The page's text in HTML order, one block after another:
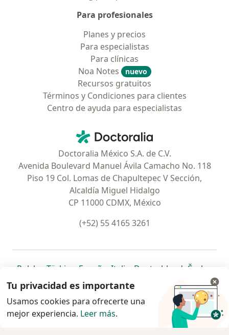
Para profesionales
Planes y precios
Para especialistas
Para clínicas
Noa Notes
nuevo
Recursos gratuitos
Términos y Condiciones para clientes
Centro de ayuda para especialistas
Doctoralia - Página de inicio
Doctoralia México S.A. de C.V.
Avenida Boulevard Manuel Ávila Camacho No. 118
Piso 19 Col. Lomas de Chapultepec V Sección,
Alcaldía Miguel Hidalgo
CP 11000 CDMX, México
(+52) 55 4165 3261
Polska se abre en una nueva pestaña
Türkiye se abre en una nueva pestaña
España se abre en una nueva pestaña
Italia se abre en una nueva
Deutschlandse abre en
Česko
Portugal
se abre en una nueva pestaña
México se abre en una nueva pestaña
Chile se abre en una nueva pestaña
Brasil se abre en una nueva
se abre en
se
se abre en una nueva
www.doctoralia.com.mx © 2026 - Encuentra tu
Tu privacidad es importante
Usamos cookies para ofrecerte una
mejor experiencia. Leer más.